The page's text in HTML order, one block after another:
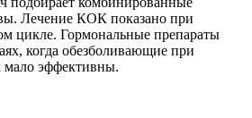
Лечение КОК показано при
цикле. Гормональные препараты
когда обезболивающие при
мало эффективны.